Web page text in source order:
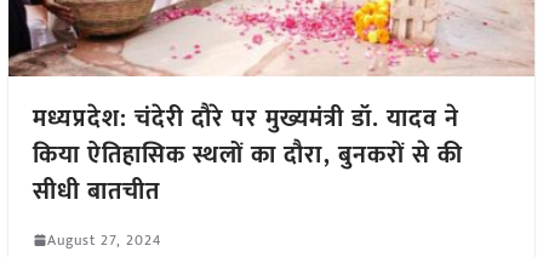
मध्यप्रदेश: चंदेरी दौरे पर मुख्यमंत्री डॉ. यादव ने
किया ऐतिहासिक स्थलों का दौरा, बुनकरों से की
सीधी बातचीत
August 27, 2024